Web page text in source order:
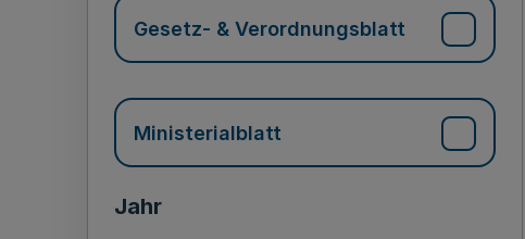
Gesetz- & Verordnungsblatt
Ministerialblatt
Jahr